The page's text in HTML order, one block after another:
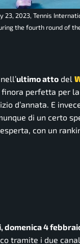
2023, Tennis
the fourth round of
nell’ultimo atto del
perfetta per
d’annata. E
di un certo
con un
domenica 4
tramite i due